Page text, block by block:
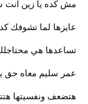
مش كده يا زين انت
عايزها لما تشوفك
تساعدها هي
عمر سليم معاه حق
هتضعف ونفسيتها